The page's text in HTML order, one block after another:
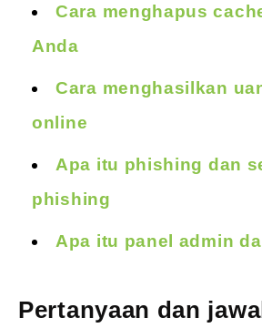
Cara menghapus
Anda
Cara menghasilkan
online
Apa itu phishing dan
phishing
Apa itu panel admin
Pertanyaan dan